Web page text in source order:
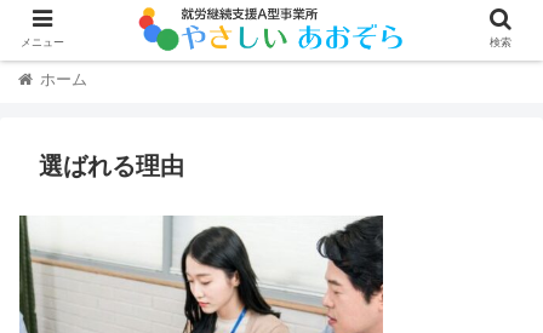
ホーム
選ばれる理由
メニュー 検索